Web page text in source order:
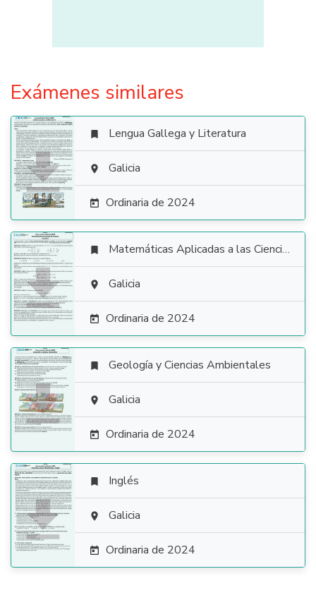
Exámenes similares

 Lengua Gallega y Literatura
 Galicia
 Ordinaria de 2024

 Matemáticas Aplicadas a las Ciencias Sociales
 Galicia
 Ordinaria de 2024

 Geología y Ciencias Ambientales
 Galicia
 Ordinaria de 2024

 Inglés
 Galicia
 Ordinaria de 2024